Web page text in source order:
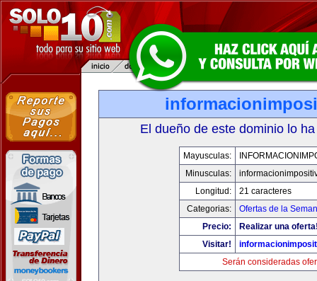
El dueño de este dominio lo
Mayusculas:
Minusculas:
Longitud:
21 caracteres
Categorias:
Ofertas de la
Precio:
Realizar una
Visitar!
Serán consideradas